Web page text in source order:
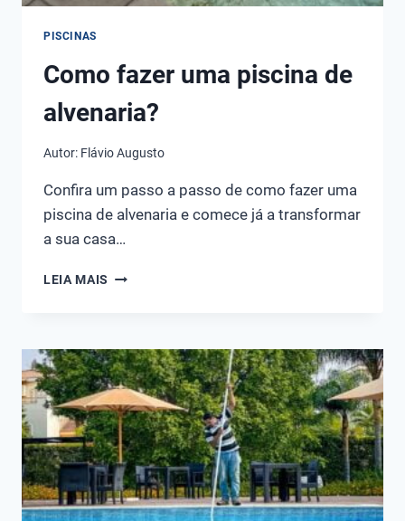
PISCINAS
Como fazer uma piscina de
alvenaria?
Autor: Flávio Augusto
Confira um passo a passo de como fazer uma
piscina de alvenaria e comece já a transformar
a sua casa…
LEIA MAIS COMO
DE
ALVENARIA?